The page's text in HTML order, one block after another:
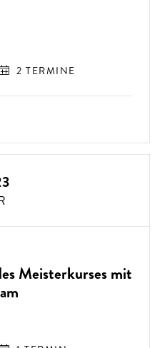
2 TERMINE
Meisterkurses mit